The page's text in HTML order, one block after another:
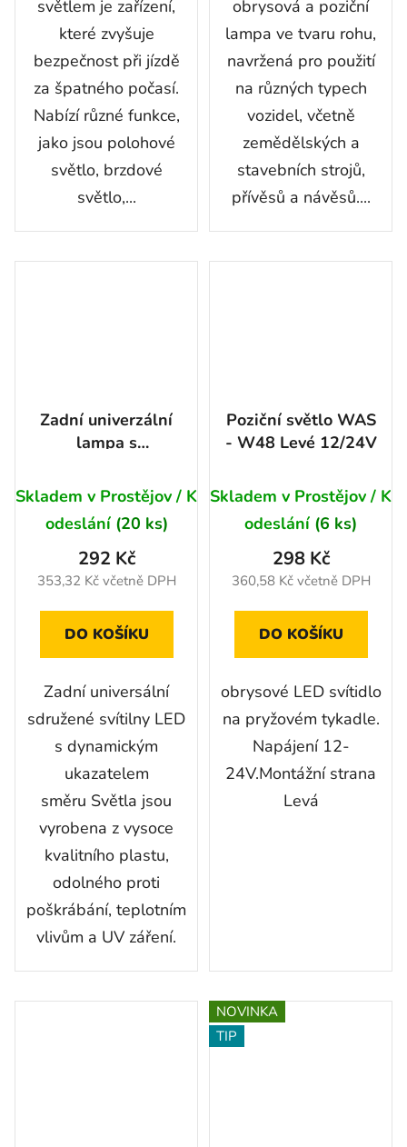
světlem je zařízení,
které zvyšuje
bezpečnost při jízdě
za špatného počasí.
Nabízí různé funkce,
jako jsou polohové
světlo, brzdové
světlo,...
obrysová a poziční
lampa ve tvaru rohu,
navržená pro použití
na různých typech
vozidel, včetně
zemědělských a
stavebních strojů,
přívěsů a návěsů....
Zadní univerzální
lampa s
ukazatelem směru,
3 funkce, 12-24V
Skladem v Prostějov / K
odeslání (20 ks)
353,32 Kč včetně DPH
292 Kč
DO KOŠÍKU
Zadní universální
sdružené svítilny LED
s dynamickým
ukazatelem
směru Světla jsou
vyrobena z vysoce
kvalitního plastu,
odolného proti
poškrábání, teplotním
vlivům a UV záření.
Poziční světlo WAS
- W48 Levé 12/24V
Skladem v Prostějov / K
odeslání (6 ks)
360,58 Kč včetně DPH
298 Kč
DO KOŠÍKU
obrysové LED svítidlo
na pryžovém tykadle.
Napájení 12-
24V.Montážní strana
Levá
NOVINKA
TIP